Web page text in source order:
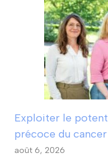
Exploiter le
précoce du cancer
août 6, 2026